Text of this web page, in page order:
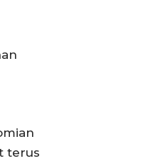
terus